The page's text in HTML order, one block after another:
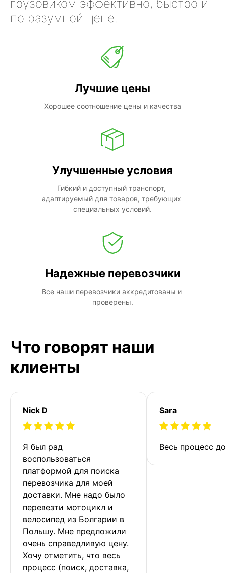
грузовиком эффективно, быстро и
по разумной цене.
Лучшие цены
Хорошее соотношение цены и качества
Улучшенные условия
Гибкий и доступный транспорт,
адаптируемый для товаров, требующих
специальных условий.
Надежные перевозчики
Все наши перевозчики аккредитованы и
проверены.
Что говорят наши
клиенты
Nick D
Я был рад
воспользоваться
платформой для поиска
перевозчика для моей
доставки. Мне надо было
перевезти мотоцикл и
велосипед из Болгарии в
Польшу. Мне предложили
очень справедливую цену.
Хочу отметить, что весь
процесс (поиск, доставка,
Sara
Весь процесс